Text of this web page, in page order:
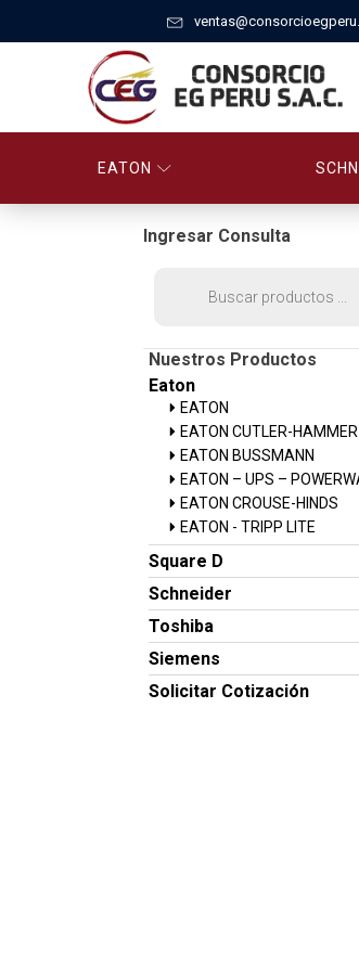
EATON
Ingresar Consulta
Nuestros Productos
Eaton
EATON
EATON CUTLER-HAMMER
EATON BUSSMANN
EATON – UPS –
EATON CROUSE-HINDS
EATON - TRIPP LITE
Square D
Schneider
Toshiba
Siemens
Solicitar Cotización